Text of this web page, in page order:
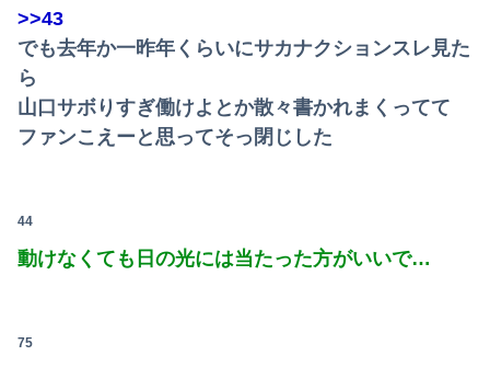
>>43
でも去年か一昨年くらいにサカナクションスレ見た
ら
山口サボりすぎ働けよとか散々書かれまくってて
ファンこえーと思ってそっ閉じした
44
動けなくても日の光には当たった方がいいで…
75